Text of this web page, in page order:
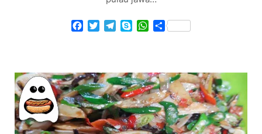
Facebook
TwitterTelegram
SkypeWhatsApp
Share